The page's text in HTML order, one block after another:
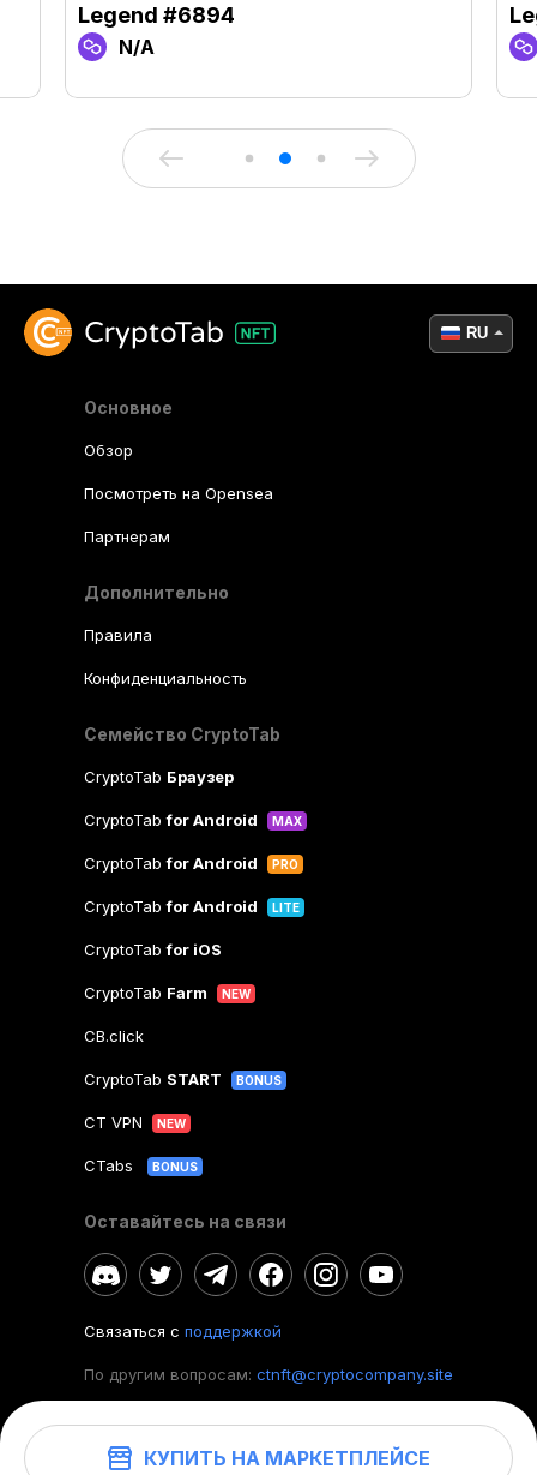
КУПИТЬ НА МАРКЕТПЛЕЙСЕ
Legend #6894
N/A
Основное
Обзор
Посмотреть на Opensea
Партнерам
Дополнительно
Правила
Конфиденциальность
Семейство CryptoTab
CryptoTab Браузер
CryptoTabfor Android MAX
CryptoTabfor Android PRO
CryptoTabfor Android LITE
CryptoTabfor iOS
CryptoTab Farm NEW
CB.click
CryptoTab START BONUS
CT VPN NEW
CTabs BONUS
Оставайтесь на связи
Связаться с поддержкой
По другим вопросам: ctnft@cryptocompany.site
RU